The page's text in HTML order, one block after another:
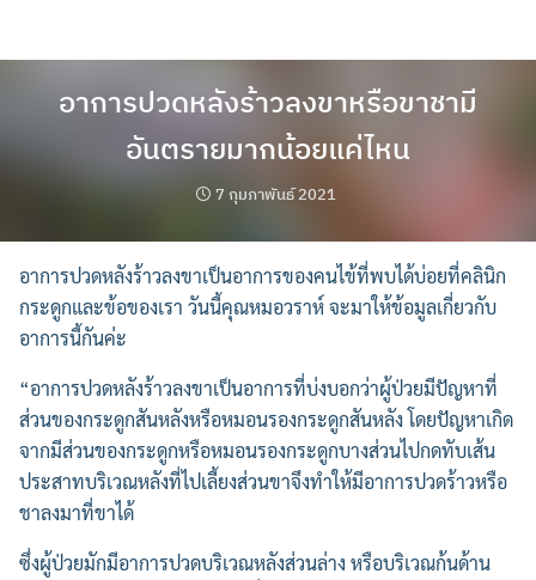
อาการปวดหลังร้าวลงขาหรือขาชามี
อันตรายมากน้อยแค่ไหน
7 กุมภาพันธ์ 2021
อาการปวดหลังร้าวลงขาเป็นอาการของคนไข้ที่พบได้บ่อยที่คลินิก
กระดูกและข้อของเรา วันนี้คุณหมอวราห์ จะมาให้ข้อมูลเกี่ยวกับ
อาการนี้กันค่ะ
“อาการปวดหลังร้าวลงขาเป็นอาการที่บ่งบอกว่าผู้ป่วยมีปัญหาที่
ส่วนของกระดูกสันหลังหรือหมอนรองกระดูกสันหลัง โดยปัญหาเกิด
จากมีส่วนของกระดูกหรือหมอนรองกระดูกบางส่วนไปกดทับเส้น
ประสาทบริเวณหลังที่ไปเลี้ยงส่วนขาจึงทำให้มีอาการปวดร้าวหรือ
ชาลงมาที่ขาได้
ซึ่งผู้ป่วยมักมีอาการปวดบริเวณหลังส่วนล่าง หรือบริเวณก้นด้าน